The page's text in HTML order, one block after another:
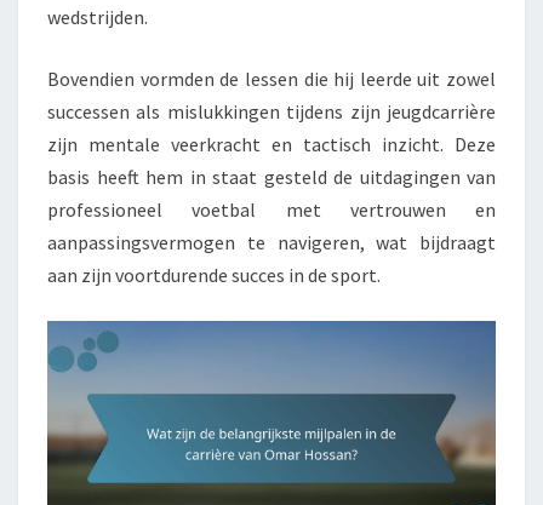
wedstrijden.
Bovendien vormden de lessen die hij leerde uit zowel
successen als mislukkingen tijdens zijn jeugdcarrière
zijn mentale veerkracht en tactisch inzicht. Deze
basis heeft hem in staat gesteld de uitdagingen van
professioneel voetbal met vertrouwen en
aanpassingsvermogen te navigeren, wat bijdraagt
aan zijn voortdurende succes in de sport.